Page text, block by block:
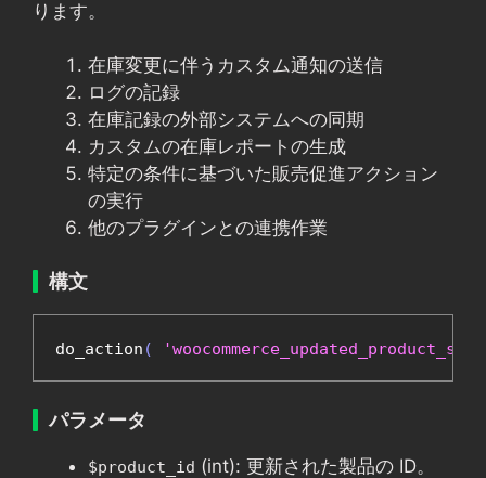
ります。
在庫変更に伴うカスタム通知の送信
ログの記録
在庫記録の外部システムへの同期
カスタムの在庫レポートの生成
特定の条件に基づいた販売促進アクション
の実行
他のプラグインとの連携作業
構文
do_action (
パラメータ
$product_id (int): 更新された製品の ID。